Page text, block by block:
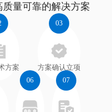
量可靠的解决方案
方案
03
方案确认立项
06 07